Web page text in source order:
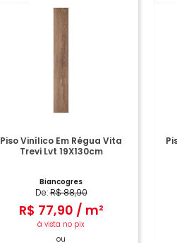
COMPRAR
Piso Vinílico Em Régua Vita
Trevi Lvt 19X130cm
Biancogres
De:R$88,90
R$ 77,90 / m²
à vista no pix
ou